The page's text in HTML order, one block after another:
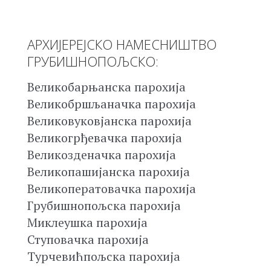
АРХИЈЕРЕЈСКО НАМЕСНИШТВО
ГРУБИШНОПОЉСКО:
Великобарњанска парохија
Великобршљаначка парохија
Великовуковјанска парохија
Великогрђевачка парохија
Великозденачка парохија
Великопашијанска парохија
Великоператовачка парохија
Грубишнопољска парохија
Миклеушка парохија
Ступовачка парохија
Турчевићпољска парохија